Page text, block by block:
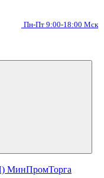
Пн-Пт 9:00-18:00 Мск
МинПромТорга